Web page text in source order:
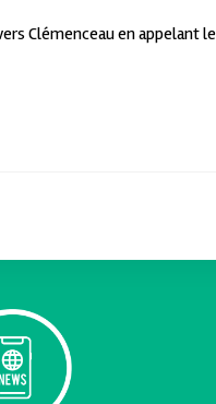
Clémenceau en appelant le